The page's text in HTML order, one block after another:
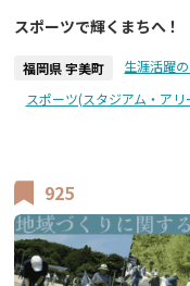
スポーツで輝くまちへ！
福岡県 宇美町
生涯活躍
スポーツ(スタジアム・アリ
925